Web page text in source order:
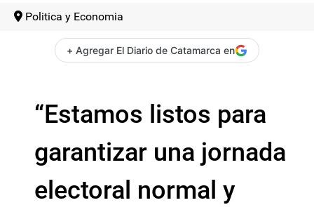
Politica y Economia
+ Agregar El Diario de Catamarca en
“Estamos listos para
garantizar una jornada
electoral normal y